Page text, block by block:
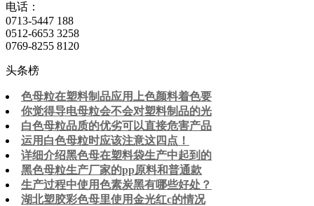
电话：
0713-5447 188
0512-6653 3258
0769-8255 8120
头条榜
色母粒在塑料制品应用上色颜料着色要
你觉得导电母粒会不会对塑料制品的光
白色母粒品质的优劣可以直接危害产品
运用白色母粒时应该注意这四点！
详细介绍黑色母在塑料袋生产中起到的
黑色母粒生产厂家的pp原料和普通款
生产过程中使用色素炭黑有哪些好处？
湖北塑胶彩色母里使用金光红c的情况